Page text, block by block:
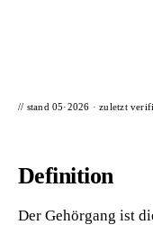
// stand 05·2026 · zuletzt
Definition
Der Gehörgang ist